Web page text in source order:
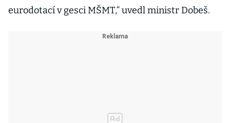
eurodotací v gesci MŠMT,“ uvedl ministr Dobeš.